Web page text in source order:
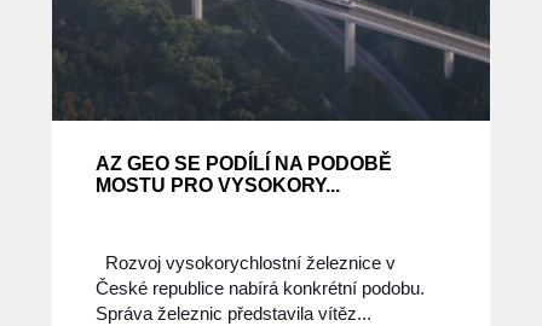
AZ GEO SE PODÍLÍ NA PODOBĚ
MOSTU PRO VYSOKORY...
Rozvoj vysokorychlostní železnice v
České republice nabírá konkrétní podobu.
Správa železnic představila vítěz...